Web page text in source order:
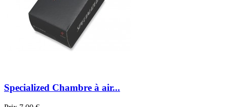
Specialized Chambre à air...